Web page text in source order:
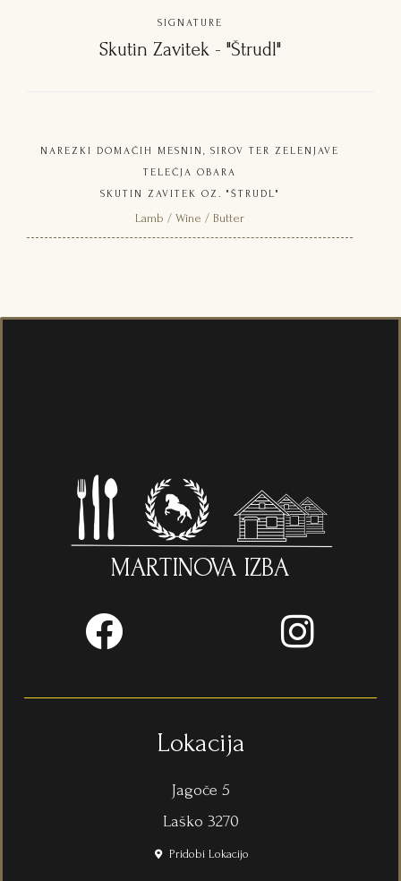
SIGNATURE
Skutin Zavitek - "Štrudl"
NAREZKI DOMAČIH MESNIN, SIROV TER ZELENJAVE
TELEČJA OBARA
SKUTIN ZAVITEK OZ. "ŠTRUDL"
Lamb / Wine / Butter
MARTINOVA IZBA
a
e
n
t
Lokacija
Jagoče 5
Laško 3270
Pridobi Lokacijo